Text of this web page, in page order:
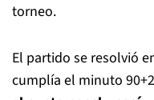
torneo.
El partido se resolvió
cumplía el minuto